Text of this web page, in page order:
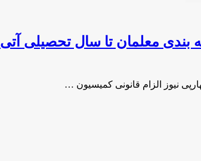
بندی معلمان تا سال تحصیلی آتی
نیوز الزام قانونی کمیسیون …